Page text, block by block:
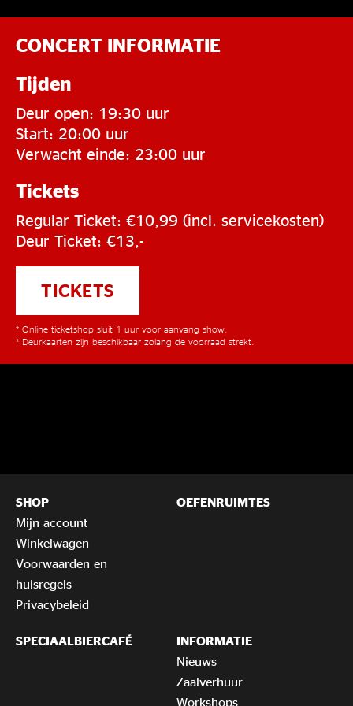
CONCERT INFORMATIE
Tijden
Deur open: 19:30 uur
Start: 20:00 uur
Verwacht einde: 23:00 uur
Tickets
Regular Ticket: €10,99 (incl. servicekosten)
Deur Ticket: €13,-
TICKETS
* Online ticketshop sluit 1 uur voor aanvang show.
* Deurkaarten zijn beschikbaar zolang de voorraad strekt.
SHOP
Mijn account
Winkelwagen
Voorwaarden en
huisregels
Privacybeleid
OEFENRUIMTES
SPECIAALBIERCAFÉ
INFORMATIE
Nieuws
Zaalverhuur
Workshops